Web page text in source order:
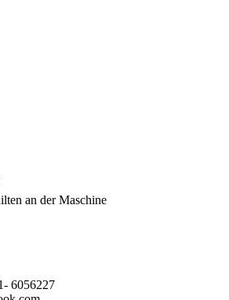
an der Maschine
6056227